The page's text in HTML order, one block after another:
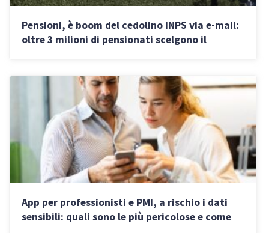
Pensioni, è boom del cedolino INPS via e-mail:
oltre 3 milioni di pensionati scelgono il
App per professionisti e PMI, a rischio i dati
sensibili: quali sono le più pericolose e come